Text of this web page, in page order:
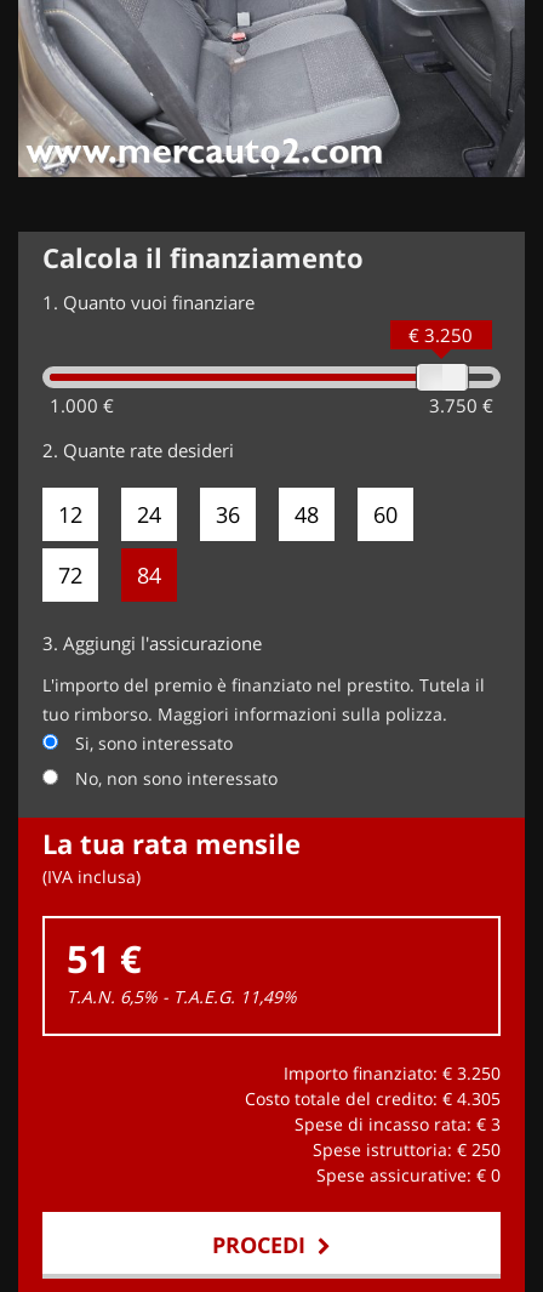
Calcola il finanziamento
1. Quanto vuoi finanziare
1.000 € 3.750 €
€ 3.250
2. Quante rate desideri
12 24 36 48 60
72 84
3. Aggiungi l'assicurazione
L'importo del premio è finanziato nel prestito. Tutela il
tuo rimborso. Maggiori informazioni sulla polizza.
Si, sono interessato
No, non sono interessato
La tua rata mensile
(IVA inclusa)
51 €
T.A.N. 6,5% - T.A.E.G. 11,49%
Importo finanziato: € 3.250
Costo totale del credito: € 4.305
Spese di incasso rata: € 3
Spese istruttoria: € 250
Spese assicurative: € 0
PROCEDI